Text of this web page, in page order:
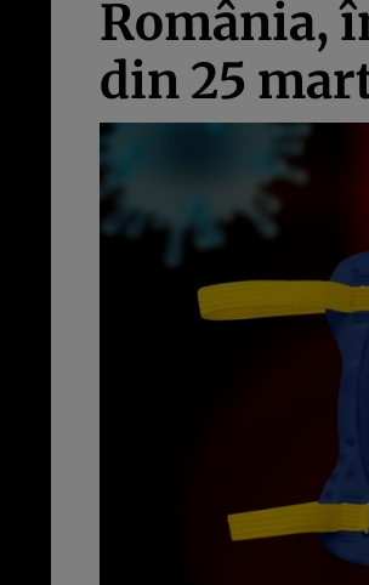
România,
din 25